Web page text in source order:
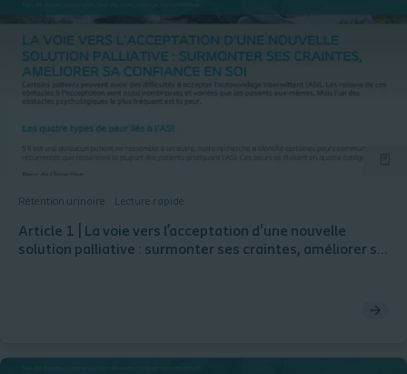
Rétention urinaire Lecture rapide
Article 1 | La voie vers l’acceptation d'une nouvelle
solution palliative : surmonter ses craintes, améliorer sa